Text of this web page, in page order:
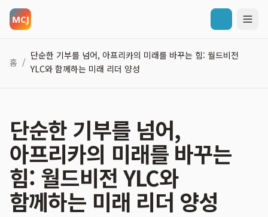
홈 /
단순한 기부를 넘어, 아프리카의 미래를 바꾸는 힘: 월드비전
YLC와 함께하는 미래 리더 양성
단순한 기부를 넘어,
아프리카의 미래를 바꾸는
힘: 월드비전 YLC와
함께하는 미래 리더 양성